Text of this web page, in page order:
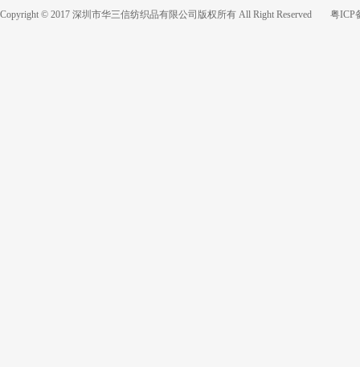
Copyright © 2017 深圳市华三信纺织品有限公司版权所有 All Right Reserved 粤ICP